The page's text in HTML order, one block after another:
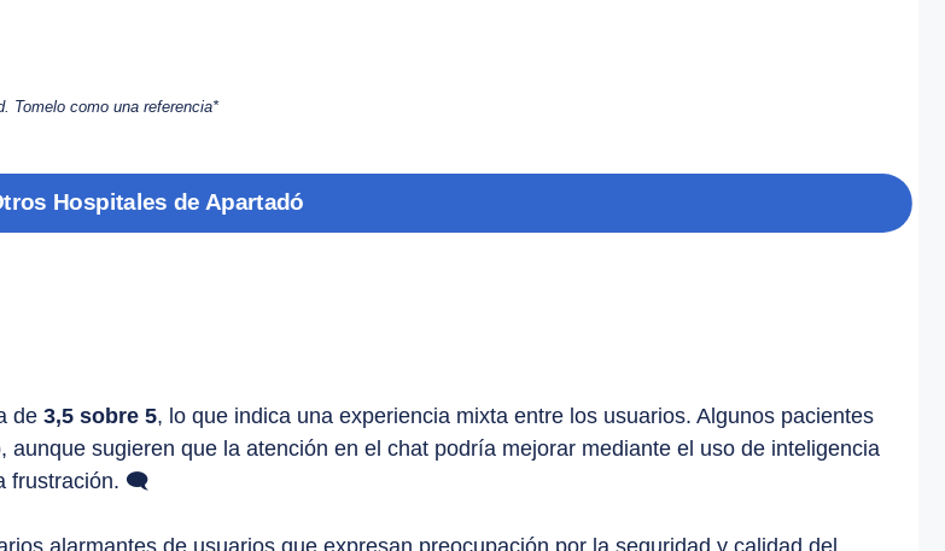
Tomelo como una referencia*
Hospitales de Apartadó
de 3,5 sobre 5, lo que indica una experiencia mixta entre los usuarios. Algunos pacientes
sugieren que la atención en el chat podría mejorar mediante el uso de inteligencia
frustración. 🗨️
alarmantes de usuarios que expresan preocupación por la seguridad y calidad del